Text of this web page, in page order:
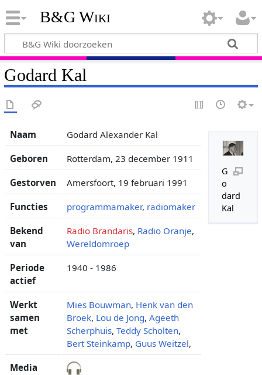
B&G Wiki
Godard Kal
G
o
dard
Kal
Naam Godard Alexander Kal
Geboren Rotterdam, 23 december 1911
Gestorven Amersfoort, 19 februari 1991
Functies programmamaker, radiomaker
Bekend
van
Radio Brandaris, Radio Oranje,
Wereldomroep
Periode
actief
1940 - 1986
Werkt
samen
met
Mies Bouwman, Henk van den
Broek, Lou de Jong, Ageeth
Scherphuis, Teddy Scholten,
Bert Steinkamp, Guus Weitzel,
Media